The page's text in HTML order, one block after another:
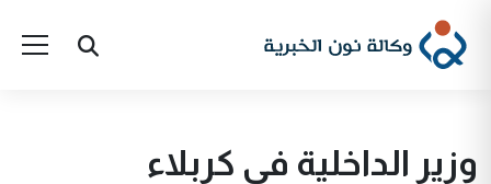
وزير الداخلية في كربلاء